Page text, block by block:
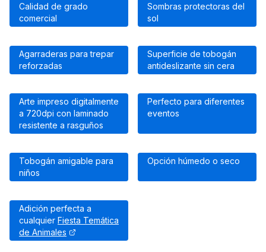
Calidad de grado
comercial
Sombras protectoras del
sol
Agarraderas para trepar
reforzadas
Superficie de tobogán
antideslizante sin cera
Arte impreso digitalmente
a 720dpi con laminado
resistente a rasguños
Perfecto para diferentes
eventos
Tobogán amigable para
niños
Opción húmedo o seco
Adición perfecta a
cualquier Fiesta Temática
de Animales